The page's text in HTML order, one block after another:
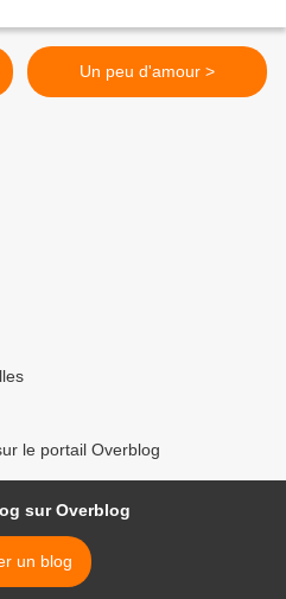
Un peu d'amour >
le portail Overblog
sur Overblog
un blog